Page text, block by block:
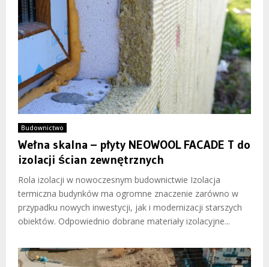
Budownictwo
Wełna skalna – płyty NEOWOOL FACADE T do
izolacji ścian zewnętrznych
Rola izolacji w nowoczesnym budownictwie Izolacja
termiczna budynków ma ogromne znaczenie zarówno w
przypadku nowych inwestycji, jak i modernizacji starszych
obiektów. Odpowiednio dobrane materiały izolacyjne...